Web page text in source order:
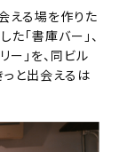
える場を作りた
「書庫バー」、
ー」を、同ビル
っと出会えるは